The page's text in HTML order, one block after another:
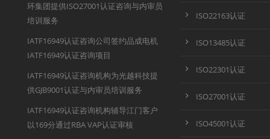
环集团提供ISO27001认证咨询与内审员
培训服务
IATF16949认证咨询公司签约品成电机
IATF16949认证咨询项目
IATF16949认证咨询机构为光越科技提
供GJB9001认证与内审员培训服务
IATF16949认证咨询机构辅导江门客户
以169分通过RBA VAP认证审核
ISO22163认证
ISO13485认证
ISO22301认证
ISO27001认证
ISO45001认证